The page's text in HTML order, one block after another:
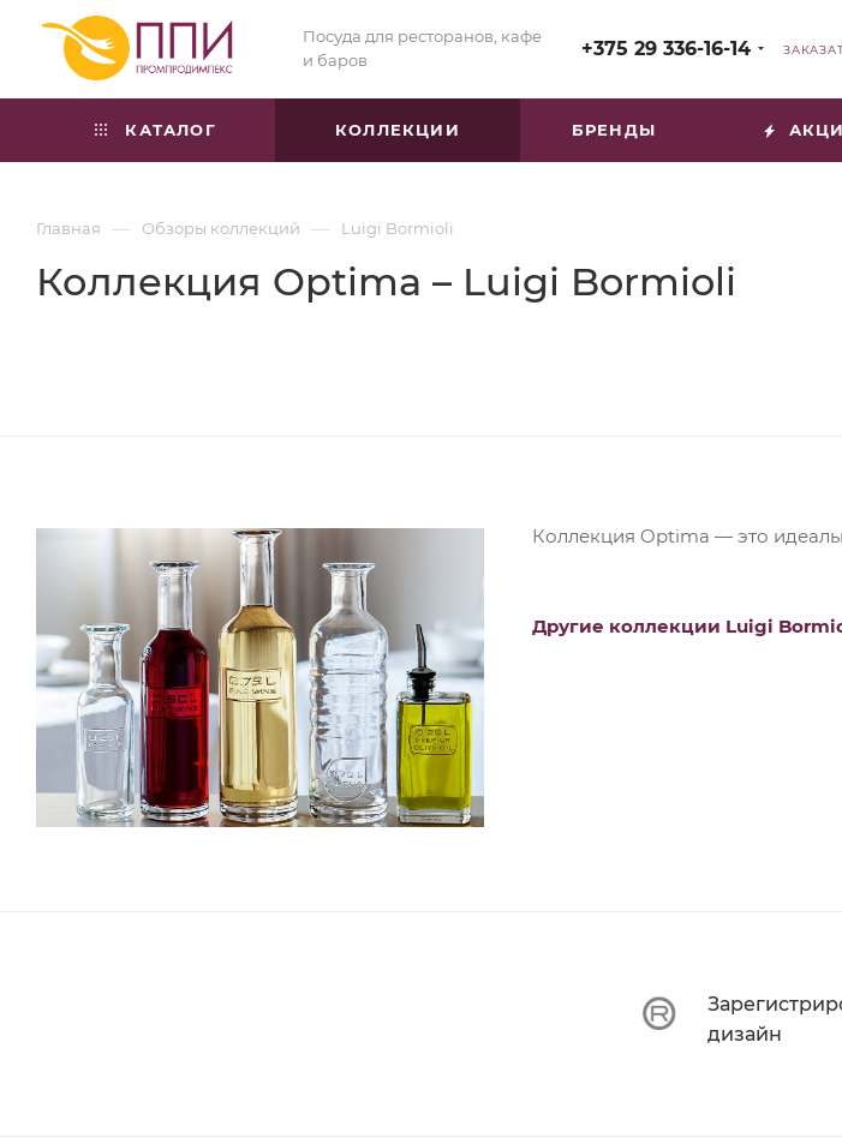
Посуда для ресторанов, кафе
и баров
+375 29 336-16-14
КАТАЛОГ КОЛЛЕКЦИИ БРЕНДЫ
Главная — Обзоры коллекций — Luigi Bormioli
Коллекция Optima – Luigi Bormioli
Коллекция Optima — это
Другие коллекции Luigi
дизайн